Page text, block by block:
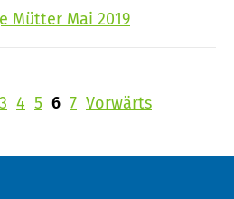
Mütter Mai 2019
3 4 5 6 7 Vorwärts